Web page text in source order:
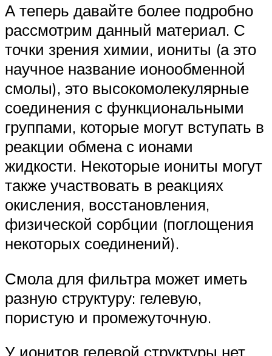
А теперь давайте более подробно
рассмотрим данный материал. С
точки зрения химии, иониты (а это
научное название ионообменной
смолы), это высокомолекулярные
соединения с функциональными
группами, которые могут вступать в
реакции обмена с ионами
жидкости. Некоторые иониты могут
также участвовать в реакциях
окисления, восстановления,
физической сорбции (поглощения
некоторых соединений).
Смола для фильтра может иметь
разную структуру: гелевую,
пористую и промежуточную.
У ионитов гелевой структуры нет